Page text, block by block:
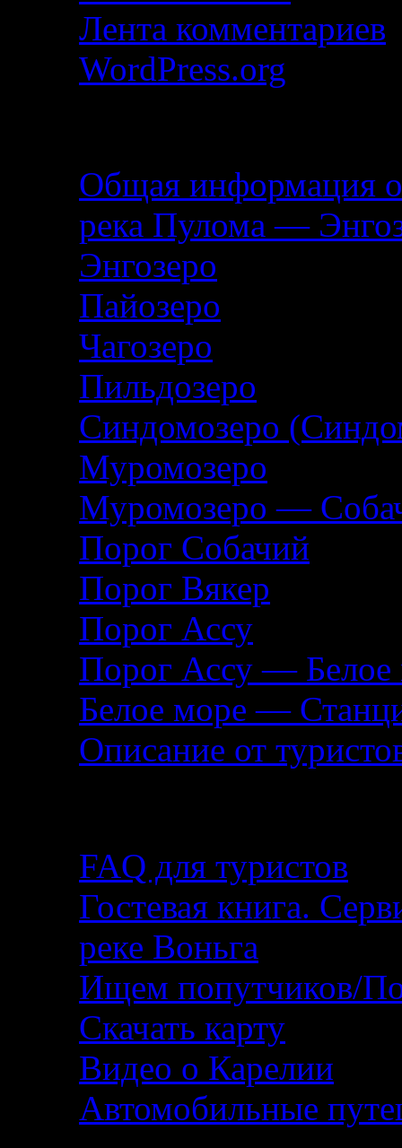
Лента комментариев
WordPress.org
Общая информация
река Пулома —
Энгозеро
Пайозеро
Чагозеро
Пильдозеро
Синдомозеро
Муромозеро
Муромозеро —
Порог Собачий
Порог Вякер
Порог Ассу
Порог Ассу — Белое
Белое море —
Описание от
FAQ для туристов
Гостевая книга.
реке Воньга
Ищем попутчиков/
Скачать карту
Видео о Карелии
Автомобильные